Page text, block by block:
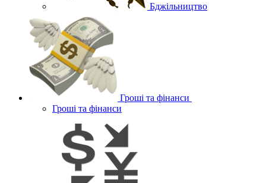
Бджільництво
Гроші та фінанси
Гроші та фінанси